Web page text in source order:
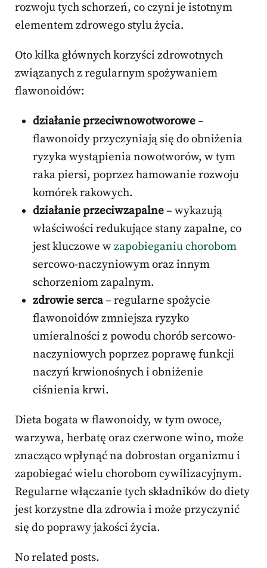
rozwoju tych schorzeń, co czyni je istotnym
elementem zdrowego stylu życia.
Oto kilka głównych korzyści zdrowotnych
związanych z regularnym spożywaniem
flawonoidów:
działanie przeciwnowotworowe–
flawonoidy przyczyniają się do obniżenia
ryzyka wystąpienia nowotworów, w tym
raka piersi, poprzez hamowanie rozwoju
komórek rakowych.
działanie przeciwzapalne– wykazują
właściwości redukujące stany zapalne, co
jest kluczowe wzapobieganiu chorobom
sercowo-naczyniowym oraz innym
schorzeniom zapalnym.
zdrowie serca– regularne spożycie
flawonoidów zmniejsza ryzyko
umieralności z powodu chorób sercowo-
naczyniowych poprzez poprawę funkcji
naczyń krwionośnych i obniżenie
ciśnienia krwi.
Dieta bogata w flawonoidy, w tym owoce,
warzywa, herbatę oraz czerwone wino, może
znacząco wpłynąć na dobrostan organizmu i
zapobiegać wielu chorobom cywilizacyjnym.
Regularne włączanie tych składników do diety
jest korzystne dla zdrowia i może przyczynić
się do poprawy jakości życia.
No related posts.